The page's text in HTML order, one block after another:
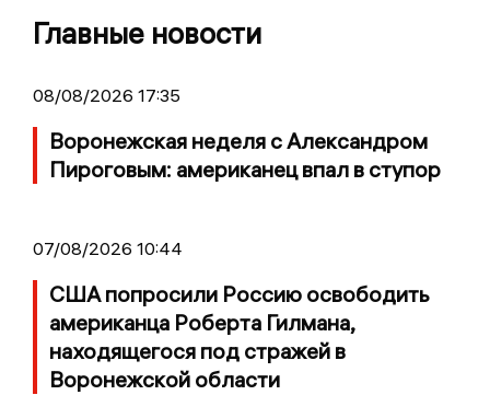
Главные новости
08/08/2026 17:35
Воронежская неделя с Александром
Пироговым: американец впал в ступор
07/08/2026 10:44
США попросили Россию освободить
американца Роберта Гилмана,
находящегося под стражей в
Воронежской области